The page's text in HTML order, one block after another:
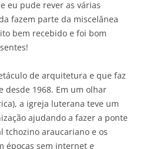
eu pude rever as várias
fazem parte da miscelânea
bem recebido e foi bom
de arquitetura e que faz
desde 1968. Em um olhar
a igreja luterana teve um
ajudando a fazer a ponte
tchozino araucariano e os
épocas sem internet e